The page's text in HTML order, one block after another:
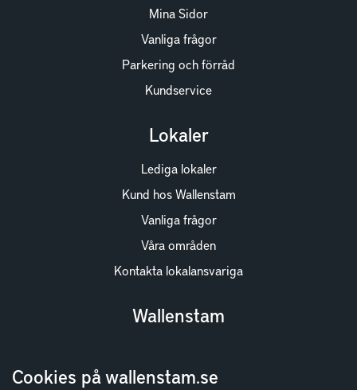
Cookies på wallenstam.se
Mina Sidor
Vanliga frågor
Parkering och förråd
Kundservice
Lokaler
Lediga lokaler
Kund hos Wallenstam
Vanliga frågor
Våra områden
Kontakta lokalansvariga
Wallenstam
Finansiella rapporter